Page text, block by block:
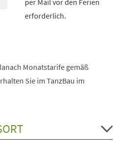
erforderlich.
Monatstarife gemäß
Sie im TanzBau im